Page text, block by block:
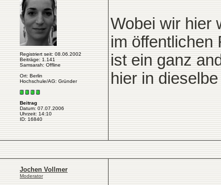
Registriert seit: 08.06.2002
Beiträge: 1.141
Samsarah: Offline
Ort: Berlin
Hochschule/AG: Gründer
Beitrag
Datum: 07.07.2006
Uhrzeit: 14:10
ID: 16840
Wobei wir hier
im öffentlichen
ist ein ganz
hier in
Jochen Vollmer
Moderator